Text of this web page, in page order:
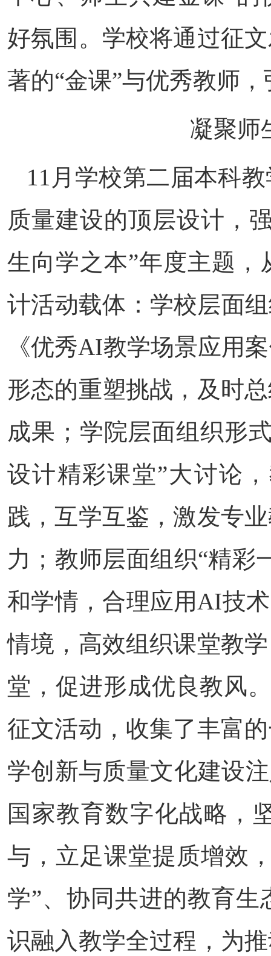
好氛围。学校将通过征
著的“金课”与优秀教师
凝聚师
11月学校第二届本科
质量建设的顶层设计，
生向学之本”年度主题
计活动载体：学校层面
《优秀AI教学场景应用
形态的重塑挑战，及时
成果；学院层面组织形
设计精彩课堂”大讨论
践，互学互鉴，激发专
力；教师层面组织“精彩
和学情，合理应用AI技
情境，高效组织课堂教
堂，促进形成优良教风
征文活动，收集了丰富
学创新与质量文化建设
国家教育数字化战略，
与，立足课堂提质增效
学”、协同共进的教育
识融入教学全过程，为